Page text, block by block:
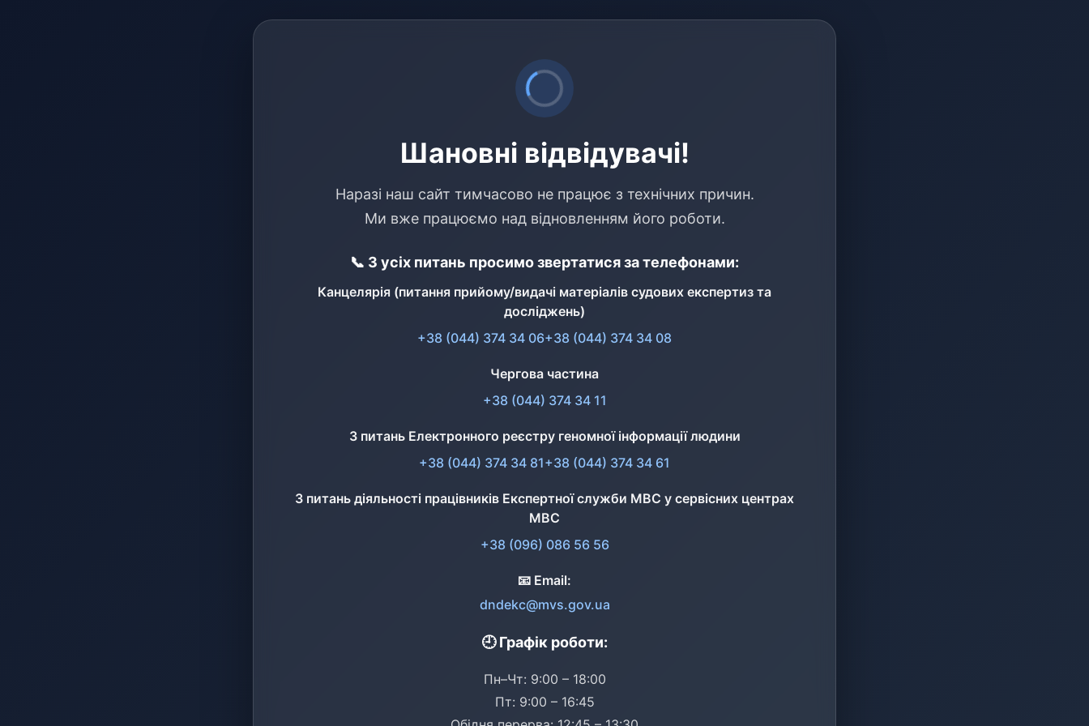
Шановні відвідувачі!
Наразі наш сайт тимчасово не працює з технічних причин.
Ми вже працюємо над відновленням його роботи.
📞 З усіх питань просимо звертатися за телефонами:
Канцелярія (питання прийому/видачі матеріалів судових експертиз та
досліджень)
+38 (044) 374 34 06+38 (044) 374 34 08
Чергова частина
+38 (044) 374 34 11
З питань Електронного реєстру геномної інформації людини
+38 (044) 374 34 81+38 (044) 374 34 61
З питань діяльності працівників Експертної служби МВС у сервісних центрах
МВС
+38 (096) 086 56 56
📧 Email:
dndekc@mvs.gov.ua
🕘 Графік роботи:
Пн–Чт: 9:00 – 18:00
Пт: 9:00 – 16:45